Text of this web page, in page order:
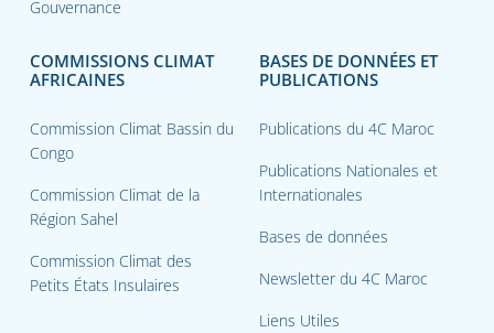
Gouvernance
COMMISSIONS CLIMAT
AFRICAINES
Commission Climat Bassin du
Congo
Commission Climat de la
Région Sahel
Commission Climat des
Petits États Insulaires
BASES DE DONNÉES ET
PUBLICATIONS
Publications du 4C Maroc
Publications Nationales et
Internationales
Bases de données
Newsletter du 4C Maroc
Liens Utiles